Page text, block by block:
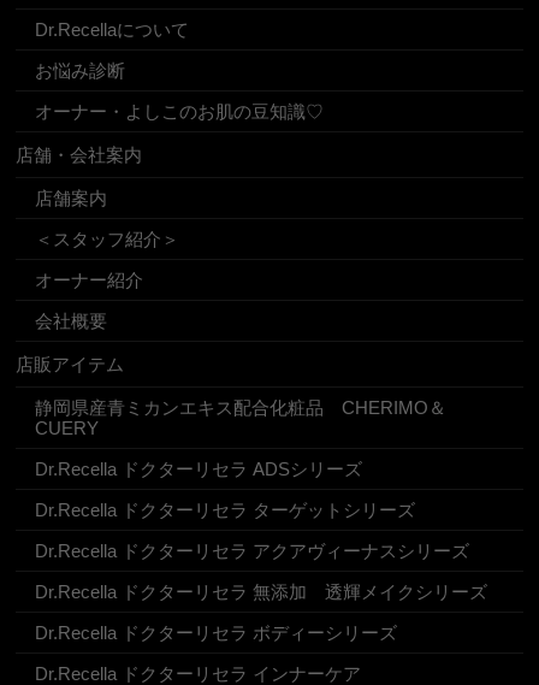
Dr.Recellaについて
お悩み診断
オーナー・よしこのお肌の豆知識♡
店舗・会社案内
店舗案内
＜スタッフ紹介＞
オーナー紹介
会社概要
店販アイテム
静岡県産青ミカンエキス配合化粧品 CHERIMO＆
CUERY
Dr.Recella ドクターリセラ ADSシリーズ
Dr.Recella ドクターリセラ ターゲットシリーズ
Dr.Recella ドクターリセラ アクアヴィーナスシリーズ
Dr.Recella ドクターリセラ 無添加 透輝メイクシリーズ
Dr.Recella ドクターリセラ ボディーシリーズ
Dr.Recella ドクターリセラ インナーケア